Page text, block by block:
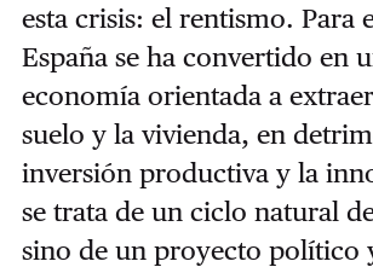
esta crisis: el rentismo. Para
España se ha convertido en
economía orientada a
suelo y la vivienda, en
inversión productiva y la
se trata de un ciclo natural
sino de un proyecto político